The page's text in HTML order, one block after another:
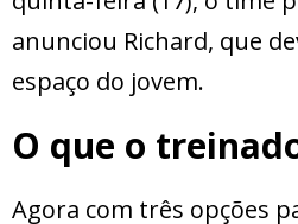
anunciou Richard, que
espaço do jovem.
O que o
Agora com três opções